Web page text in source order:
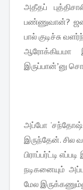
அதீதப்
பண்ணுவான்?
பால் குடிச்சு
ஆரோக்கியமா
இருப்பான்’னு
அப்போ 'சந்தோஷ்
இருந்தேன். சில
பிராப்பர்ட்டி
நடிகனையும்
மேல